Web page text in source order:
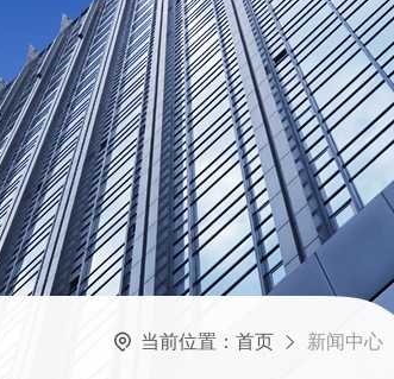
当前位置： 首页 新闻中心